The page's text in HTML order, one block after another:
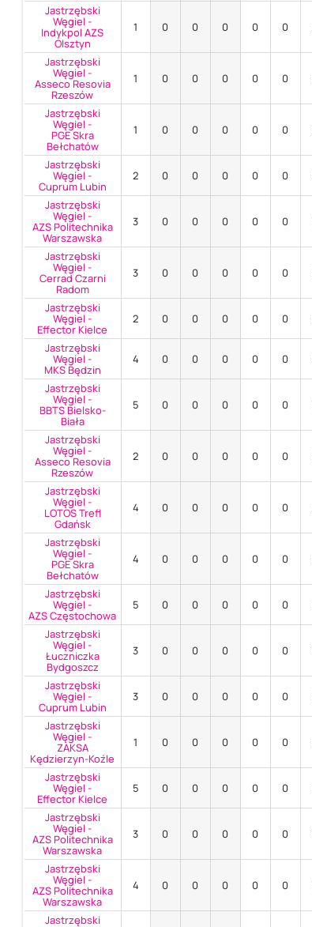
Jastrzębski
Węgiel -
Indykpol AZS
Olsztyn
1 0 0 0 0 0
Jastrzębski
Węgiel -
Asseco Resovia
Rzeszów
1 0 0 0 0 0
Jastrzębski
Węgiel -
PGE Skra
Bełchatów
1 0 0 0 0 0
Jastrzębski
Węgiel -
Cuprum Lubin
2 0 0 0 0 0
Jastrzębski
Węgiel -
AZS Politechnika
Warszawska
3 0 0 0 0 0
Jastrzębski
Węgiel -
Cerrad Czarni
Radom
3 0 0 0 0 0
Jastrzębski
Węgiel -
Effector Kielce
2 0 0 0 0 0
Jastrzębski
Węgiel -
MKS Będzin
4 0 0 0 0 0
Jastrzębski
Węgiel -
BBTS Bielsko-
Biała
5 0 0 0 0 0
Jastrzębski
Węgiel -
Asseco Resovia
Rzeszów
2 0 0 0 0 0
Jastrzębski
Węgiel -
LOTOS Trefl
Gdańsk
4 0 0 0 0 0
Jastrzębski
Węgiel -
PGE Skra
Bełchatów
4 0 0 0 0 0
Jastrzębski
Węgiel -
AZS Częstochowa
5 0 0 0 0 0
Jastrzębski
Węgiel -
Łuczniczka
Bydgoszcz
3 0 0 0 0 0
Jastrzębski
Węgiel -
Cuprum Lubin
3 0 0 0 0 0
Jastrzębski
Węgiel -
ZAKSA
Kędzierzyn-Koźle
1 0 0 0 0 0
Jastrzębski
Węgiel -
Effector Kielce
5 0 0 0 0 0
Jastrzębski
Węgiel -
AZS Politechnika
Warszawska
3 0 0 0 0 0
Jastrzębski
Węgiel -
AZS Politechnika
Warszawska
4 0 0 0 0 0
Jastrzębski